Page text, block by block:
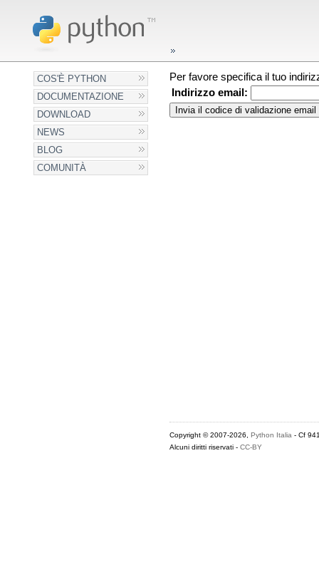
COS'È PYTHON
DOCUMENTAZIONE
DOWNLOAD
NEWS
BLOG
COMUNITÀ
Per favore specifica il tuo
Indirizzo email:
Copyright © 2007-2026, Python Italia - Cf
Alcuni diritti riservati - CC-BY